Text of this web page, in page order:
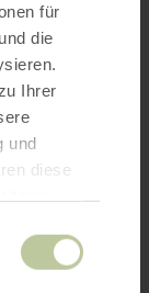
für
die
Ihrer
und
diese